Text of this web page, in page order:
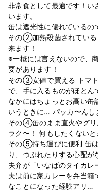
非常食として最適です！い
います。
缶は遮光性に優れているの
その②加熱殺菌されている
来ます！
※一概には言えないので、
要があります！
その③安値で買える トマ
で、手に入るものがほとん
なかにはちょっとお高い缶
いうときに… パッカ〜ん
その④缶のまま直火やグリ
ラク〜！ 何もしたくない
その⑤持ち運びに便利 缶
り、つぶれたりする心配が
夫弁が「いなばのタイカレ
夫は前に家カレーを弁当
なことになった経験アリ…